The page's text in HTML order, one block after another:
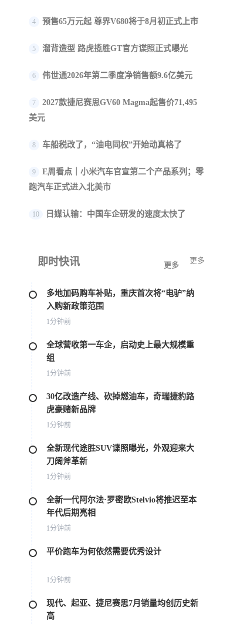
4 预售65万元起 尊界V680将于8月初正式上市
5 溜背造型 路虎揽胜GT官方谍照正式曝光
6 伟世通2026年第二季度净销售额9.6亿美元
7
2027款捷尼赛思GV60 Magma起售价71,495
美元
8 车船税改了，“油电同权”开始动真格了
9
E周看点｜小米汽车官宣第二个产品系列；零
跑汽车正式进入北美市
10 日媒认输：中国车企研发的速度太快了
更多
即时快讯 更多
多地加码购车补贴，重庆首次将“电驴”纳
入购新政策范围
1分钟前
全球营收第一车企，启动史上最大规模重
组
1分钟前
30亿改造产线、砍掉燃油车，奇瑞捷豹路
虎豪赌新品牌
1分钟前
全新现代途胜SUV谍照曝光，外观迎来大
刀阔斧革新
1分钟前
全新一代阿尔法·罗密欧Stelvio将推迟至本
年代后期亮相
1分钟前
平价跑车为何依然需要优秀设计
1分钟前
现代、起亚、捷尼赛思7月销量均创历史新
高